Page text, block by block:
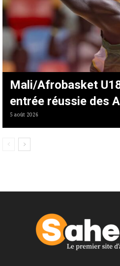
Mali/Afrobasket
entrée réussie des
5 août 2026